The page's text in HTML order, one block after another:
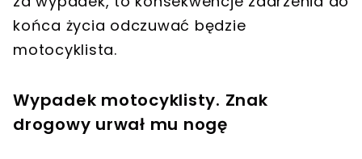
końca życia odczuwać będzie
motocyklista.
Wypadek motocyklisty. Znak
drogowy urwał mu nogę